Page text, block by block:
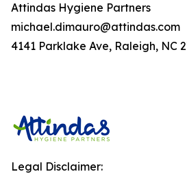
Attindas Hygiene Partners
michael.dimauro@attindas.com
4141 Parklake Ave, Raleigh, NC
Legal Disclaimer: